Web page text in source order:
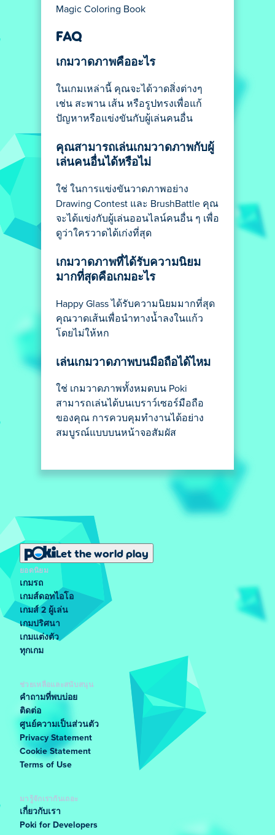
Magic Coloring Book
FAQ
เกมวาดภาพคืออะไร
ในเกมเหล่านี้ คุณจะได้วาดสิ่งต่างๆ
เช่น สะพาน เส้น หรือรูปทรงเพื่อแก้
ปัญหาหรือแข่งขันกับผู้เล่นคนอื่น
คุณสามารถเล่นเกมวาดภาพกับผู้
เล่นคนอื่นได้หรือไม่
ใช่ ในการแข่งขันวาดภาพอย่าง
Drawing Contest และ BrushBattle คุณ
จะได้แข่งกับผู้เล่นออนไลน์คนอื่น ๆ เพื่อ
ดูว่าใครวาดได้เก่งที่สุด
เกมวาดภาพที่ได้รับความนิยม
มากที่สุดคือเกมอะไร
Happy Glass ได้รับความนิยมมากที่สุด
คุณวาดเส้นเพื่อนำทางน้ำลงในแก้ว
โดยไม่ให้หก
เล่นเกมวาดภาพบนมือถือได้ไหม
ใช่ เกมวาดภาพทั้งหมดบน Poki
สามารถเล่นได้บนเบราว์เซอร์มือถือ
ของคุณ การควบคุมทำงานได้อย่าง
สมบูรณ์แบบบนหน้าจอสัมผัส
Let the world play
ยอดนิยม
เกมรถ
เกมส์ดอทไอโอ
เกมส์ 2 ผู้เล่น
เกมปริศนา
เกมแต่งตัว
ทุกเกม
ช่วยเหลือและสนับสนุน
คำถามที่พบบ่อย
ติดต่อ
ศูนย์ความเป็นส่วนตัว
Privacy Statement
Cookie Statement
Terms of Use
มารู้จักเรากันเถอะ
เกี่ยวกับเรา
Poki for Developers